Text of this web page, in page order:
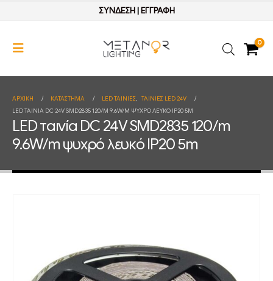
ΣΥΝΔΕΣΗ| ΕΓΓΡΑΦΗ
0
ΑΡΧΙΚΉ ΚΑΤΆΣΤΗΜΑ LED ΤΑΙΝΙΕΣ, ΤΑΙΝΙΕΣ LED 24V
LED ΤΑΙΝΊΑ DC 24V SMD2835 120/M 9.6W/M ΨΥΧΡΌ ΛΕΥΚΌ IP20 5M
LED ταινία DC 24V SMD2835 120/m
9.6W/m ψυχρό λευκό IP20 5m